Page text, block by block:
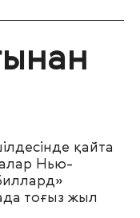
қайта
Нью-
тоғыз жыл